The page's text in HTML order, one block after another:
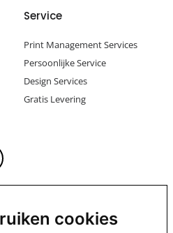
cookies
Service
Print Management Services
Persoonlijke Service
Design Services
Gratis Levering